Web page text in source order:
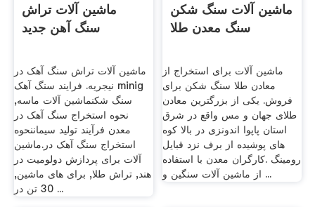
ماشین آلات تراش
سنگ آهن جدید
ماشین آلات تراش سنگ آهک در
نیجریه. فرایند سنگ آهک minig
سنگ شکنماشین آلات ماسه,
نحوه استخراج سنگ آهک در
معدن فرآیند تولید سیماننحوه
استخراج سنگ آهک در.ماشین
آلات برای پردازش دولومیت در
هند, تراش طلا, برای های ماشین,
30 تن در ...
ماشین آلات سنگ شکن
سنگ معدن طلا
ماشین آلات برای استخراج از
معادن طلا سنگ شکن برای
فروش. یکی از بزرگترین معادن
طلای جهان و مس واقع در شرق
استان پاپوا اندونزی در بالا کوه
های پوشیده از برف نزد قبایل
رومینگ .کارگران معدن با استفاده
از ماشین آلات سنگین و ...